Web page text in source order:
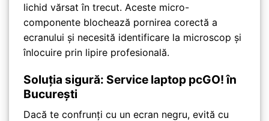
lichid vărsat în trecut. Aceste micro-
componente blochează pornirea corectă a
ecranului și necesită identificare la microscop și
înlocuire prin lipire profesională.
Soluția sigură: Service laptop pcGO! în
București
Dacă te confrunți cu un ecran negru, evită cu